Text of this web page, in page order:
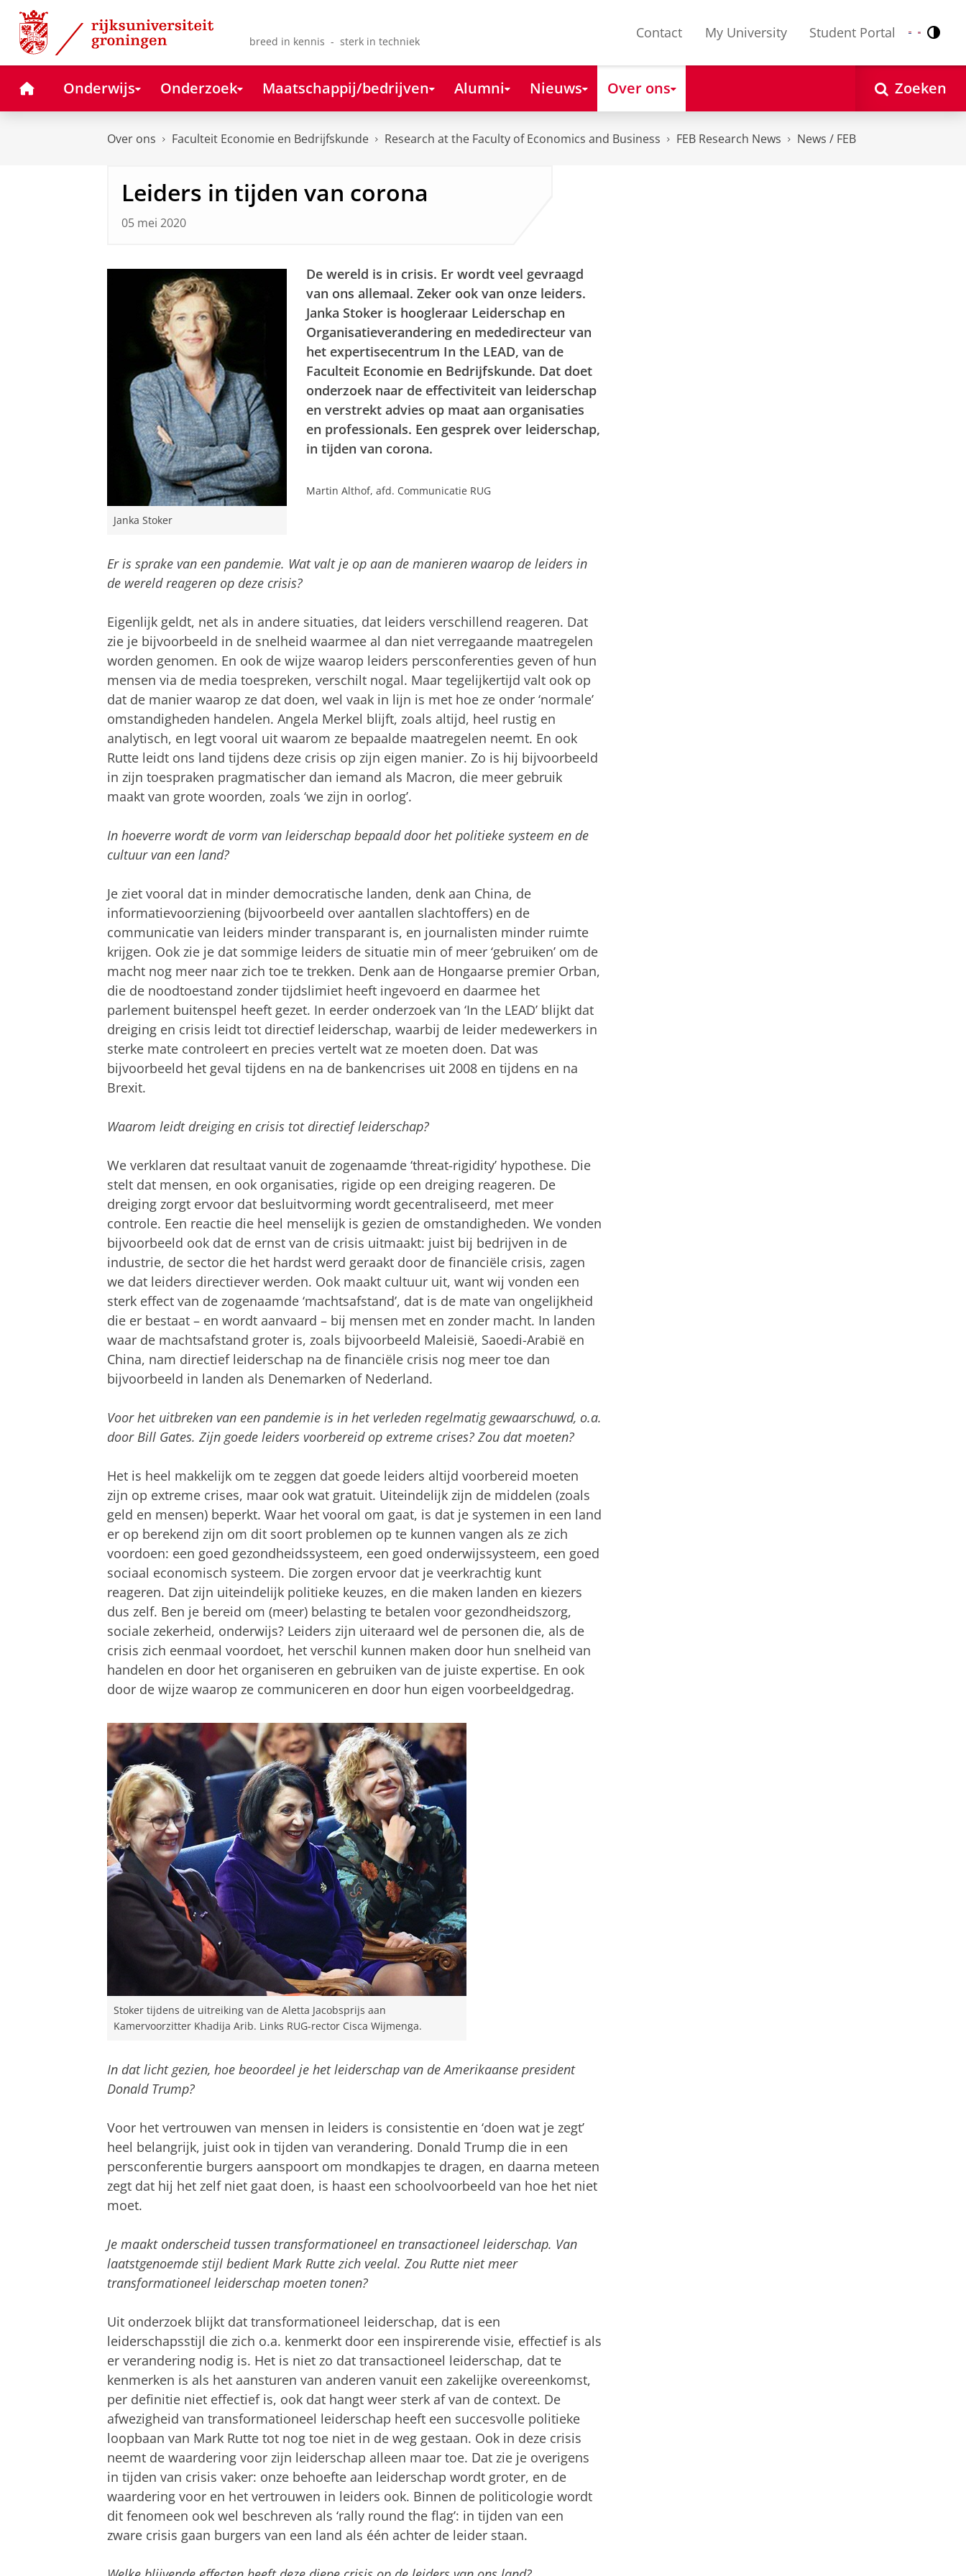
Skip
Content
Skip
Navigation
breed in kennis - sterk in techniek
Contact My University Student Portal Nederlands
English
HomeOnderwijs Onderzoek Maatschappij/bedrijven Alumni Nieuws Over ons Zoeken
Over ons Faculteit Economie en Bedrijfskunde Research at the Faculty of Economics and Business FEB Research News News / FEB
Leiders in tijden van corona
05 mei 2020
Janka Stoker
De wereld is in crisis. Er wordt veel gevraagd
van ons allemaal. Zeker ook van onze leiders.
Janka Stoker is hoogleraar Leiderschap en
Organisatieverandering en mededirecteur van
het expertisecentrum In the LEAD, van de
Faculteit Economie en Bedrijfskunde. Dat doet
onderzoek naar de effectiviteit van leiderschap
en verstrekt advies op maat aan organisaties
en professionals. Een gesprek over leiderschap,
in tijden van corona.
Martin Althof, afd. Communicatie RUG
Er is sprake van een pandemie. Wat valt je op aan de manieren waarop de leiders in
de wereld reageren op deze crisis?
Eigenlijk geldt, net als in andere situaties, dat leiders verschillend reageren. Dat
zie je bijvoorbeeld in de snelheid waarmee al dan niet verregaande maatregelen
worden genomen. En ook de wijze waarop leiders persconferenties geven of hun
mensen via de media toespreken, verschilt nogal. Maar tegelijkertijd valt ook op
dat de manier waarop ze dat doen, wel vaak in lijn is met hoe ze onder ‘normale’
omstandigheden handelen. Angela Merkel blijft, zoals altijd, heel rustig en
analytisch, en legt vooral uit waarom ze bepaalde maatregelen neemt. En ook
Rutte leidt ons land tijdens deze crisis op zijn eigen manier. Zo is hij bijvoorbeeld
in zijn toespraken pragmatischer dan iemand als Macron, die meer gebruik
maakt van grote woorden, zoals ‘we zijn in oorlog’.
In hoeverre wordt de vorm van leiderschap bepaald door het politieke systeem en de
cultuur van een land?
Je ziet vooral dat in minder democratische landen, denk aan China, de
informatievoorziening (bijvoorbeeld over aantallen slachtoffers) en de
communicatie van leiders minder transparant is, en journalisten minder ruimte
krijgen. Ook zie je dat sommige leiders de situatie min of meer ‘gebruiken’ om de
macht nog meer naar zich toe te trekken. Denk aan de Hongaarse premier Orban,
die de noodtoestand zonder tijdslimiet heeft ingevoerd en daarmee het
parlement buitenspel heeft gezet. In eerder onderzoek van ‘In the LEAD’ blijkt dat
dreiging en crisis leidt tot directief leiderschap, waarbij de leider medewerkers in
sterke mate controleert en precies vertelt wat ze moeten doen. Dat was
bijvoorbeeld het geval tijdens en na de bankencrises uit 2008 en tijdens en na
Brexit.
Waarom leidt dreiging en crisis tot directief leiderschap?
We verklaren dat resultaat vanuit de zogenaamde ‘threat-rigidity’ hypothese. Die
stelt dat mensen, en ook organisaties, rigide op een dreiging reageren. De
dreiging zorgt ervoor dat besluitvorming wordt gecentraliseerd, met meer
controle. Een reactie die heel menselijk is gezien de omstandigheden. We vonden
bijvoorbeeld ook dat de ernst van de crisis uitmaakt: juist bij bedrijven in de
industrie, de sector die het hardst werd geraakt door de financiële crisis, zagen
we dat leiders directiever werden. Ook maakt cultuur uit, want wij vonden een
sterk effect van de zogenaamde ‘machtsafstand’, dat is de mate van ongelijkheid
die er bestaat – en wordt aanvaard – bij mensen met en zonder macht. In landen
waar de machtsafstand groter is, zoals bijvoorbeeld Maleisië, Saoedi-Arabië en
China, nam directief leiderschap na de financiële crisis nog meer toe dan
bijvoorbeeld in landen als Denemarken of Nederland.
Voor het uitbreken van een pandemie is in het verleden regelmatig gewaarschuwd, o.a.
door Bill Gates. Zijn goede leiders voorbereid op extreme crises? Zou dat moeten?
Het is heel makkelijk om te zeggen dat goede leiders altijd voorbereid moeten
zijn op extreme crises, maar ook wat gratuit. Uiteindelijk zijn de middelen (zoals
geld en mensen) beperkt. Waar het vooral om gaat, is dat je systemen in een land
er op berekend zijn om dit soort problemen op te kunnen vangen als ze zich
voordoen: een goed gezondheidssysteem, een goed onderwijssysteem, een goed
sociaal economisch systeem. Die zorgen ervoor dat je veerkrachtig kunt
reageren. Dat zijn uiteindelijk politieke keuzes, en die maken landen en kiezers
dus zelf. Ben je bereid om (meer) belasting te betalen voor gezondheidszorg,
sociale zekerheid, onderwijs? Leiders zijn uiteraard wel de personen die, als de
crisis zich eenmaal voordoet, het verschil kunnen maken door hun snelheid van
handelen en door het organiseren en gebruiken van de juiste expertise. En ook
door de wijze waarop ze communiceren en door hun eigen voorbeeldgedrag.
Stoker tijdens de uitreiking van de Aletta Jacobsprijs aan
Kamervoorzitter Khadija Arib. Links RUG-rector Cisca Wijmenga.
In dat licht gezien, hoe beoordeel je het leiderschap van de Amerikaanse president
Donald Trump?
Voor het vertrouwen van mensen in leiders is consistentie en ‘doen wat je zegt’
heel belangrijk, juist ook in tijden van verandering. Donald Trump die in een
persconferentie burgers aanspoort om mondkapjes te dragen, en daarna meteen
zegt dat hij het zelf niet gaat doen, is haast een schoolvoorbeeld van hoe het niet
moet.
Je maakt onderscheid tussen transformationeel en transactioneel leiderschap. Van
laatstgenoemde stijl bedient Mark Rutte zich veelal. Zou Rutte niet meer
transformationeel leiderschap moeten tonen?
Uit onderzoek blijkt dat transformationeel leiderschap, dat is een
leiderschapsstijl die zich o.a. kenmerkt door een inspirerende visie, effectief is als
er verandering nodig is. Het is niet zo dat transactioneel leiderschap, dat te
kenmerken is als het aansturen van anderen vanuit een zakelijke overeenkomst,
per definitie niet effectief is, ook dat hangt weer sterk af van de context. De
afwezigheid van transformationeel leiderschap heeft een succesvolle politieke
loopbaan van Mark Rutte tot nog toe niet in de weg gestaan. Ook in deze crisis
neemt de waardering voor zijn leiderschap alleen maar toe. Dat zie je overigens
in tijden van crisis vaker: onze behoefte aan leiderschap wordt groter, en de
waardering voor en het vertrouwen in leiders ook. Binnen de politicologie wordt
dit fenomeen ook wel beschreven als ‘rally round the flag’: in tijden van een
zware crisis gaan burgers van een land als één achter de leider staan.